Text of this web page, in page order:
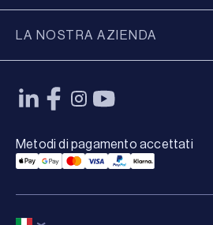
LA NOSTRA AZIENDA
Metodi di pagamento accettati
Applepay Payment
Googlepay Payment
Mastercard Payment
Visa Payment
Paypal Payment
Klarna Payment